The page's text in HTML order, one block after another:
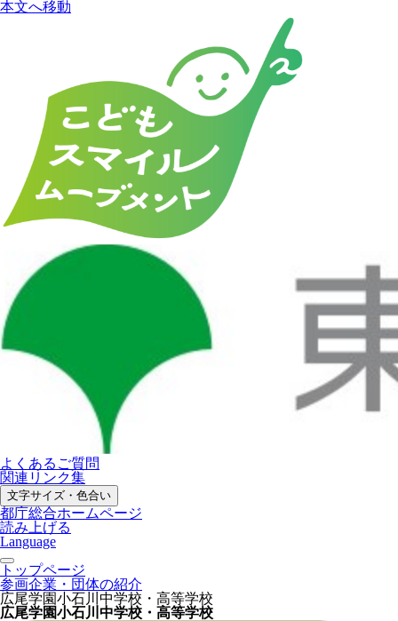
本文へ移動
よくあるご質問
関連リンク集
文字サイズ・色合い
都庁総合ホームページ
読み上げる
Language
トップページ
参画企業・団体の紹介
広尾学園小石川中学校・高等学校
広尾学園小石川中学校・高等学校